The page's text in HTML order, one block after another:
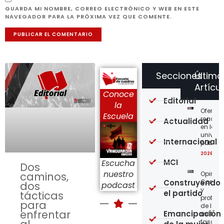
GUARDA MI NOMBRE, CORREO ELECTRÓNICO Y WEB EN ESTE
NAVEGADOR PARA LA PRÓXIMA VEZ QUE COMENTE.
Dos
caminos,
dos
tácticas
para
enfrentar
Conoce
la
Escuela
Escucha
nuestro
podcast
en las
2026-
y
de los
Secciones
Editorial
Actualidad
Internacional
MCI
Construyendo
el partido
Emancipación